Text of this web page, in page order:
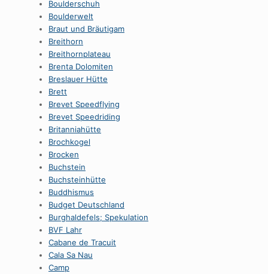
Boulderschuh
Boulderwelt
Braut und Bräutigam
Breithorn
Breithornplateau
Brenta Dolomiten
Breslauer Hütte
Brett
Brevet Speedflying
Brevet Speedriding
Britanniahütte
Brochkogel
Brocken
Buchstein
Buchsteinhütte
Buddhismus
Budget Deutschland
Burghaldefels; Spekulation
BVF Lahr
Cabane de Tracuit
Cala Sa Nau
Camp